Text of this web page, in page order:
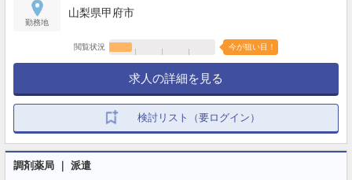
勤務地
山梨県甲府市
閲覧状況 今が狙い目！
求人の詳細を見る
検討リスト（要ログイン）
調剤薬局 ｜ 派遣